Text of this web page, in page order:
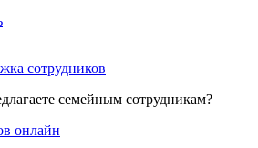
сотрудников
семейным сотрудникам?
онлайн